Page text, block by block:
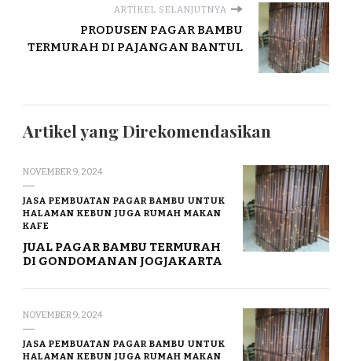
ARTIKEL SELANJUTNYA
PRODUSEN PAGAR BAMBU
TERMURAH DI PAJANGAN BANTUL
Artikel yang Direkomendasikan
NOVEMBER 9, 2024
JASA PEMBUATAN PAGAR BAMBU UNTUK
HALAMAN KEBUN JUGA RUMAH MAKAN
KAFE
JUAL PAGAR BAMBU TERMURAH
DI GONDOMANAN JOGJAKARTA
NOVEMBER 9, 2024
JASA PEMBUATAN PAGAR BAMBU UNTUK
HALAMAN KEBUN JUGA RUMAH MAKAN